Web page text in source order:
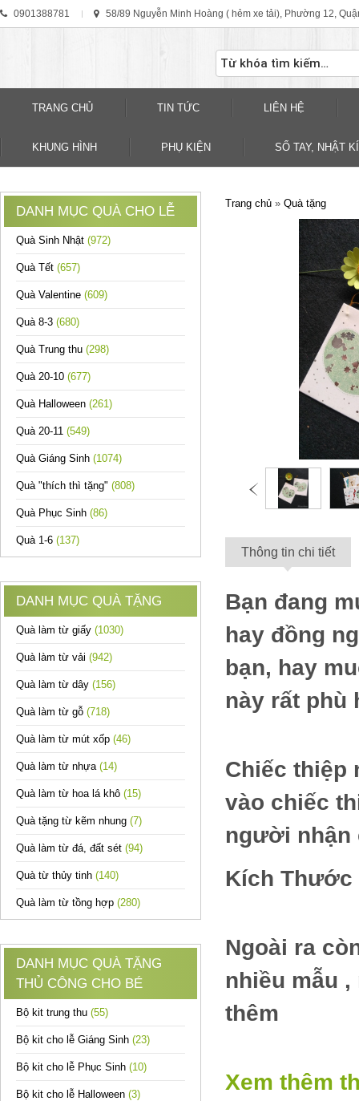
0901388781 58/89 Nguyễn Minh Hoàng ( hẻm xe tải), Phường 12,
TRANG CHỦ TIN TỨC LIÊN HỆ
KHUNG HÌNH PHỤ KIỆN SỐ TAY, NHẬT KÍ
DANH MỤC QUÀ CHO LỄ
Quà Sinh Nhật (972)
Quà Tết (657)
Quà Valentine (609)
Quà 8-3 (680)
Quà Trung thu (298)
Quà 20-10 (677)
Quà Halloween (261)
Quà 20-11 (549)
Quà Giáng Sinh (1074)
Quà "thích thì tặng" (808)
Quà Phục Sinh (86)
Quà 1-6 (137)
DANH MỤC QUÀ TẶNG
Quà làm từ giấy (1030)
Quà làm từ vải (942)
Quà làm từ dây (156)
Quà làm từ gỗ (718)
Quà làm từ mút xốp (46)
Quà làm từ nhựa (14)
Quà làm từ hoa lá khô (15)
Quà tặng từ kẽm nhung (7)
Quà làm từ đá, đất sét (94)
Quà từ thủy tinh (140)
Quà làm từ tồng hợp (280)
DANH MỤC QUÀ TẶNG
THỦ CÔNG CHO BÉ
Bộ kit trung thu (55)
Bộ kit cho lễ Giáng Sinh (23)
Bộ kit cho lễ Phục Sinh (10)
Bộ kit cho lễ Halloween (3)
Trang chủ» Quà tặng
Thông tin chi tiết
Bạn đang
hay đồng
bạn, hay
này rất phù
Chiếc thiệp
vào chiếc
người nhận
Kích Thước
Ngoài ra
nhiều mẫu
thêm
Xem thêm